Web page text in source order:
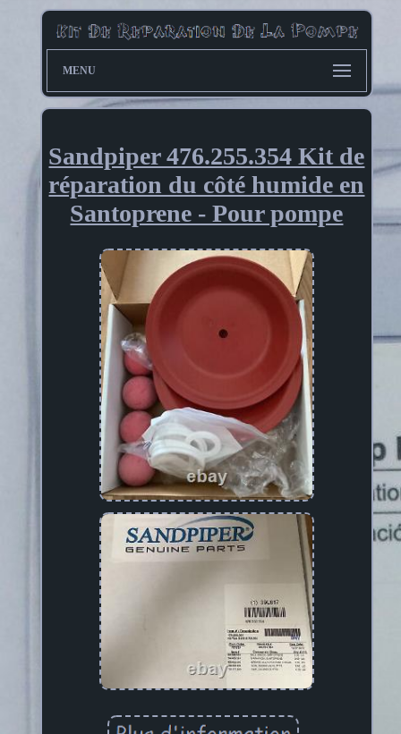
MENU
Sandpiper 476.255.354 Kit de
réparation du côté humide en
Santoprene - Pour pompe